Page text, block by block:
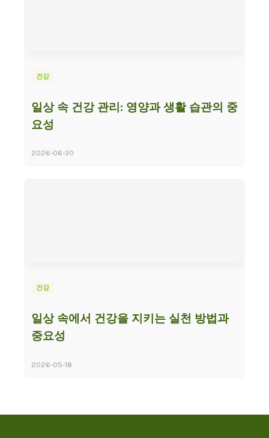
건강
일상 속 건강 관리: 영양과 생활 습관의 중
요성
2026-06-30
건강
일상 속에서 건강을 지키는 실천 방법과
중요성
2026-05-18